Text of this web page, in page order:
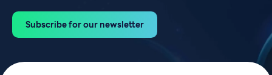
Subscribe for our newsletter